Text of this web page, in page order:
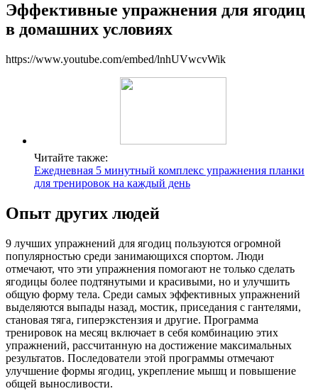
Эффективные упражнения для ягодиц
в домашних условиях
https://www.youtube.com/embed/lnhUVwcvWik
Читайте также:
Ежедневная 5 минутный комплекс упражнения планки
для тренировок на каждый день
Опыт других людей
9 лучших упражнений для ягодиц пользуются огромной
популярностью среди занимающихся спортом. Люди
отмечают, что эти упражнения помогают не только сделать
ягодицы более подтянутыми и красивыми, но и улучшить
общую форму тела. Среди самых эффективных упражнений
выделяются выпады назад, мостик, приседания с гантелями,
становая тяга, гиперэкстензия и другие. Программа
тренировок на месяц включает в себя комбинацию этих
упражнений, рассчитанную на достижение максимальных
результатов. Последователи этой программы отмечают
улучшение формы ягодиц, укрепление мышц и повышение
общей выносливости.